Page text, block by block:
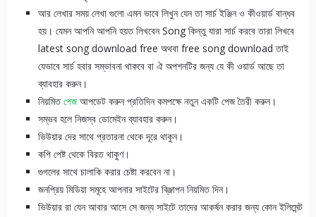
আর লেখার সময় লেখা গুলো এমন ভাবে লিখুন যেন তা সার্চ ইঞ্জিন ও কীওয়ার্ড বান্ধব
হয়। যেমন আপনি আপনি হয়ত লিখবেন Song কিন্তু যারা সার্চ করবে তারা লিখবে
latest song download free অথবা free song download তাই
যেভাবে সার্চ হবার সম্ভাবনা থাকবে বা ঐ অপশনটির জন্য যে কী ওয়ার্ড আছে তা
ব্যাবহার করুন।
নিয়মিতপেজআপডেট করুন প্রতিদিন কমপক্ষে নতুন একটি পেজ তৈরী করুন।
সম্ভব হলে নিজস্ব ডোমেইন ব্যাবহার করুন।
ভিউয়ার দের সাথে প্রতারনা থেকে দূরে থাকুন।
কপি পেষ্ট থেকে বিরত থাকুণ।
গুগলের সাথে চালাকি করার চেষ্টা করবেন না।
জনপ্রিয় মিডিয়া সমূহে আপনার সাইটের বি্ঞ্জাপন নিয়মিত দিন।
ভিউয়ার রা যেন আবার আসে সে জন্য সাইটে তাদের আকর্ষন করার জন্য কোন ইলিমেন্ট